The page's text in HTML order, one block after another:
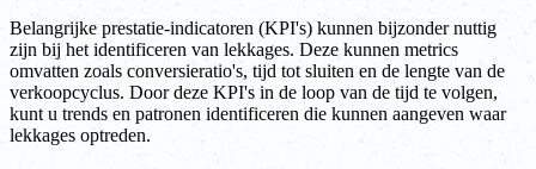
Belangrijke prestatie-indicatoren (KPI's) kunnen bijzonder nuttig
zijn bij het identificeren van lekkages. Deze kunnen metrics
omvatten zoals conversieratio's, tijd tot sluiten en de lengte van de
verkoopcyclus. Door deze KPI's in de loop van de tijd te volgen,
kunt u trends en patronen identificeren die kunnen aangeven waar
lekkages optreden.